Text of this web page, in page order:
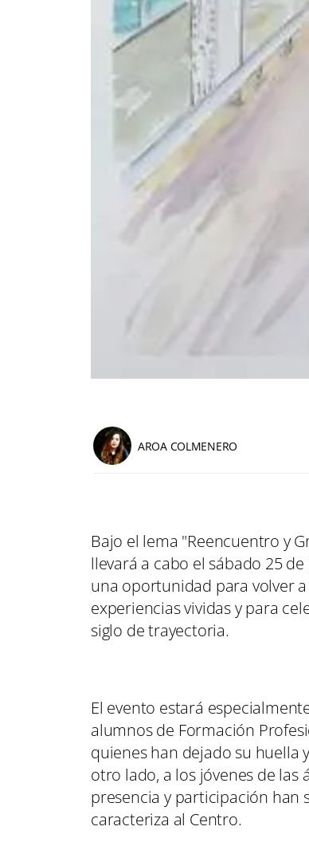
AROA COLMENERO
Bajo el lema "Reencuentro y
llevará a cabo el sábado 25
una oportunidad para volver
experiencias vividas y para
siglo de trayectoria.
El evento estará
alumnos de Formación
quienes han dejado su
otro lado, a los jóvenes de las
presencia y participación han
caracteriza al Centro.